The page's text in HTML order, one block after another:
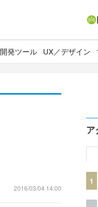
開発ツール UX／デザイン
2016/03/04 14:00
ア
1